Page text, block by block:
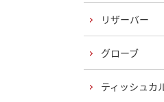
リザーバー
グローブ
ティッシュカ